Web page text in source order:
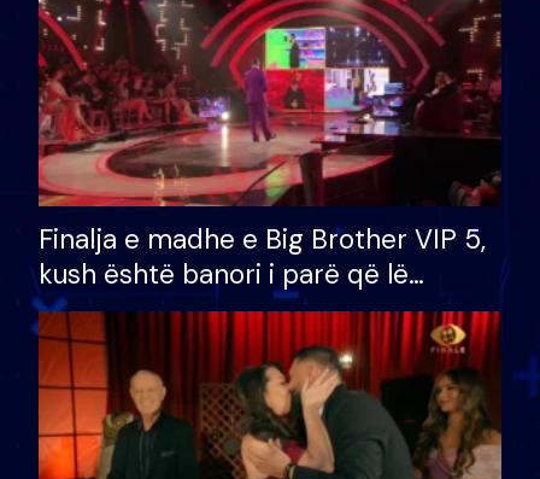
Finalja e madhe e Big Brother VIP 5,
kush është banori i parë që lë
shtëpinë dhe humb mundësinë për
të fituar çmimin e madh